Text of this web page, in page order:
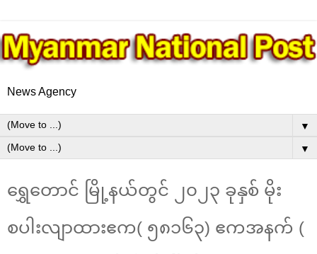
News Agency
▼
▼
ရွှေတောင် မြို့နယ်တွင် ၂၀၂၃ ခုနှစ် မိုး
စပါးလျာထားဧက( ၅၈၁၆၃) ဧကအနက် (